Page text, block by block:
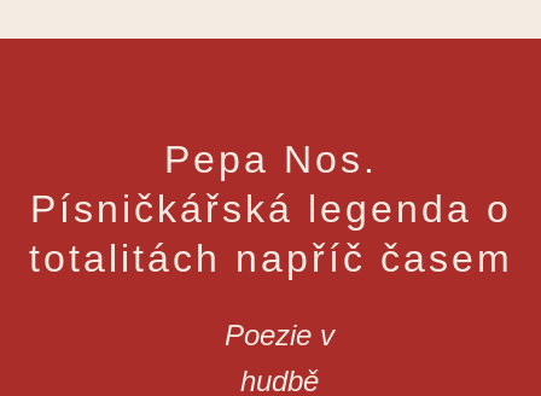
Pepa Nos.
Písničkářská legenda o
totalitách napříč časem
Poezie v
hudbě